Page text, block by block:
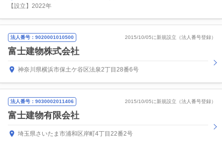
【設立】2022年
法人番号：9020001010500 2015/10/05に新規設立（法人番号登録）
富士建物株式会社
神奈川県横浜市保土ケ谷区法泉2丁目28番6号
法人番号：9030002011406 2015/10/05に新規設立（法人番号登録）
富士建物有限会社
埼玉県さいたま市浦和区岸町4丁目22番2号